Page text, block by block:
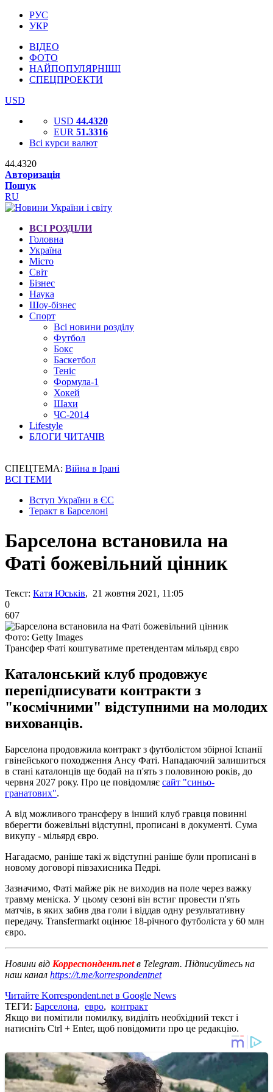
РУС
УКР
ВІДЕО
ФОТО
НАЙПОПУЛЯРНІШІ
СПЕЦПРОЕКТИ
USD
USD 44.4320
EUR 51.3316
Всі курси валют
44.4320
Авторизація
Пошук
RU
ВСІ РОЗДІЛИ
Головна
Україна
Місто
Світ
Бізнес
Наука
Шоу-бізнес
Спорт
Всі новини розділу
Футбол
Бокс
Баскетбол
Теніс
Формула-1
Хокей
Шахи
ЧС-2014
Lifestyle
БЛОГИ ЧИТАЧІВ
СПЕЦТЕМА: Війна в Ірані
ВСІ ТЕМИ
Вступ України в ЄС
Теракт в Барселоні
Барселона встановила на
Фаті божевільний цінник
Текст: Катя Юськів, 21 жовтня 2021, 11:05
0
607
Фото: Getty Images
Трансфер Фаті коштуватиме претендентам мільярд євро
Каталонський клуб продовжує
перепідписувати контракти з
"космічними" відступними на молодих
вихованців.
Барселона продовжила контракт з футболістом збірної Іспанії
гвінейського походження Ансу Фаті. Нападаючий залишиться
в стані каталонців ще бодай на п'ять з половиною років, до
червня 2027 року. Про це повідомляє сайт "синьо-
гранатових".
А від можливого трансферу в інший клуб гравця повинні
вберегти божевільні відступні, прописані в документі. Сума
викупу - мільярд євро.
Нагадаємо, раніше такі ж відступні раніше були прописані в
новому договорі півзахисника Педрі.
Зазначимо, Фаті майже рік не виходив на поле через важку
травму меніска. У цьому сезоні він встиг провести п'ять
матчів, в яких забив два голи і віддав одну результативну
передачу. Transfermarkt оцінює 18-річного футболіста у 60 млн
євро.
Новини від Корреспондент.netв Telegram. Підписуйтесь на
наш канал https://t.me/korrespondentnet
Читайте Korrespondent.net в Google News
ТЕГИ: Барселона, евро, контракт
Якщо ви помітили помилку, виділіть необхідний текст і
натисніть Ctrl + Enter, щоб повідомити про це редакцію.